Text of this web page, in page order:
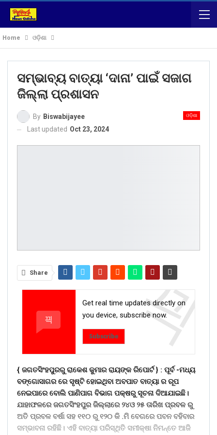
Home ଓଡ଼ିଶା
ସମ୍ଭାବ୍ୟ ବାତ୍ୟା ‘ଦାନା’ ପାଇଁ ସଜାଗ
ଜିଲ୍ଲା ପ୍ରଶାସନ
ଓଡ଼ିଶା
By Biswabijayee
Last updated Oct 23, 2024
Share
Get real time updates directly on
you device, subscribe now.
Subscribe
{ ଜଗତସିଂହପୁରରୁ ରାକେଶ କୁମାର ରାୟଙ୍କ ରିପୋର୍ଟ } : ପୂର୍ବ -ମଧ୍ୟ
ବଙ୍ଗୋସାଗର ରେ ସୃଷ୍ଟି ହୋଇଥିବା ଅବପାତ ବାତ୍ୟା ର ରୂପ
ନେଇପାରେ ବୋଲି ପାଣିପାଗ ବିଭାଗ ପକ୍ଷରୁ ସୂଚନା ଦିଆଯାଇଛି।
ଯାହାଫଳରେ ଜଗତସିଂହପୁର ଜିଲ୍ଲାରେ ୨୪ଓ ୨୫ ତାରିଖ ପ୍ରବଳ ରୁ
ଅତି ପ୍ରବଳ ବର୍ଷା ସହ ୧୧୦ ରୁ ୧୨୦ କି .ମି ବେଗରେ ପବନ ବହିବାର
ସମ୍ଭାବନା ରହିଛି। ଏହି ବାତ୍ୟା ପରିସ୍ଥିତି ସମୀକ୍ଷା ନିମନ୍ତେ ଆଜି